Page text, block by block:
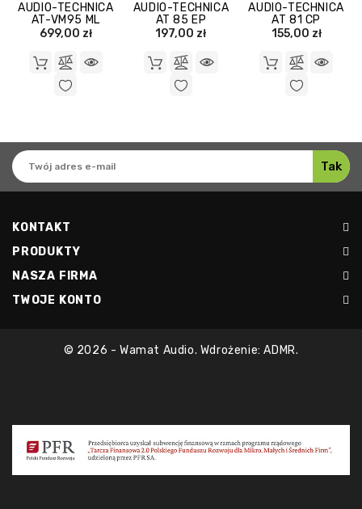
AUDIO-TECHNICA
AT-VM95 ML
ORYGINALNA
GRAMOFONOWA
699,00 zł
AUDIO-TECHNICA
AT 85 EP
ORYGINALNA
GRAMOFONOWA
197,00 zł
AUDIO-TECHNICA
AT 81 CP
ORYGINALNA
GRAMOFONOWA
155,00 zł
KONTAKT
PRODUKTY
NASZA FIRMA
TWOJE KONTO
© 2026 - Wamat Audio. Wdrożenie: ADMR.